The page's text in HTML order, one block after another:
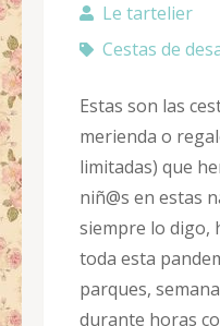
Le tartelier
Cestas de
Estas son las
merienda o
limitadas) que
niñ@s en estas
siempre lo digo,
toda esta
parques,
durante horas